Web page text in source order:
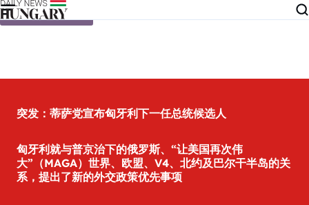
Skip to content
突发：蒂萨党宣布匈牙利下一任总统候选人
匈牙利就与普京治下的俄罗斯、“让美国再次伟
大”（MAGA）世界、欧盟、V4、北约及巴尔干半岛的关
系，提出了新的外交政策优先事项